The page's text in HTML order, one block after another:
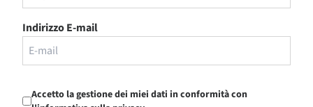
Indirizzo E-mail
Accetto la gestione dei miei dati in conformità con